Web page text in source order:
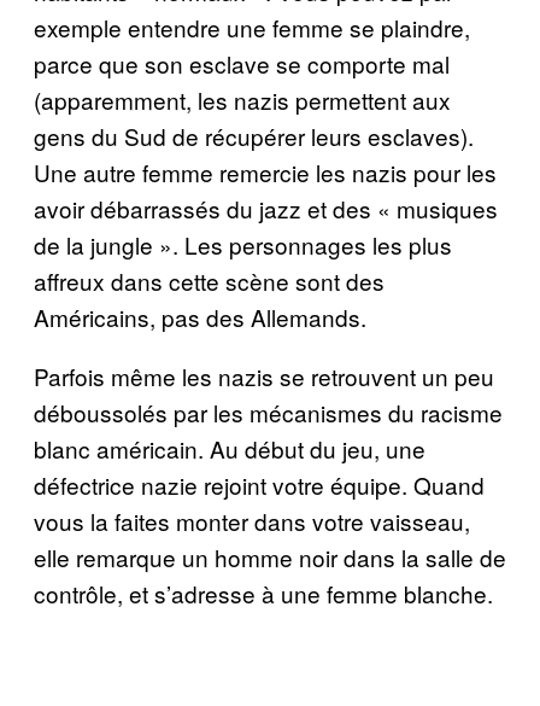
exemple entendre une femme se plaindre,
parce que son esclave se comporte mal
(apparemment, les nazis permettent aux
gens du Sud de récupérer leurs esclaves).
Une autre femme remercie les nazis pour les
avoir débarrassés du jazz et des « musiques
de la jungle ». Les personnages les plus
affreux dans cette scène sont des
Américains, pas des Allemands.
Parfois même les nazis se retrouvent un peu
déboussolés par les mécanismes du racisme
blanc américain. Au début du jeu, une
défectrice nazie rejoint votre équipe. Quand
vous la faites monter dans votre vaisseau,
elle remarque un homme noir dans la salle de
contrôle, et s’adresse à une femme blanche.